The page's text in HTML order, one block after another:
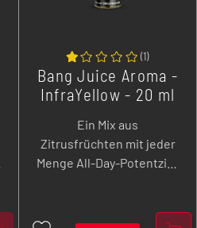
(1)
Bang Juice Aroma -
InfraYellow - 20 ml
Ein Mix aus
Zitrusfrüchten mit jeder
Menge All-Day-Potentzial.
mit dezenter Kühle.